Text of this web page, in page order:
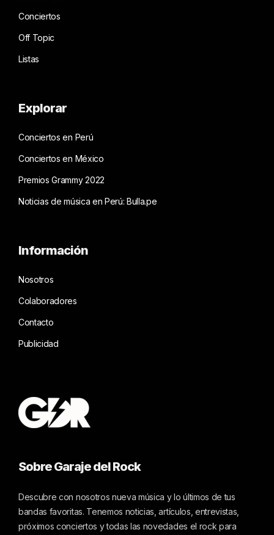
Conciertos
Off Topic
Listas
Explorar
Conciertos en Perú
Conciertos en México
Premios Grammy 2022
Noticias de música en Perú: Bulla.pe
Información
Nosotros
Colaboradores
Contacto
Publicidad
Sobre Garaje del Rock
Descubre con nosotros nueva música y lo últimos de tus
bandas favoritas. Tenemos noticias, artículos, entrevistas,
próximos conciertos y todas las novedades el rock para